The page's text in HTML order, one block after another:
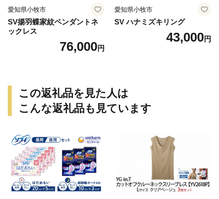
愛知県小牧市
SV揚羽蝶家紋ペンダントネ
ックレス
76,000円
愛知県小牧市
SV ハナミズキリング
43,000円
この返礼品を見た人は
こんな返礼品も見ています